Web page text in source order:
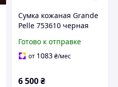
Сумка кожаная Grande
Pelle 753610 черная
Готово к отправке
от 1083₴/мес
6 500₴